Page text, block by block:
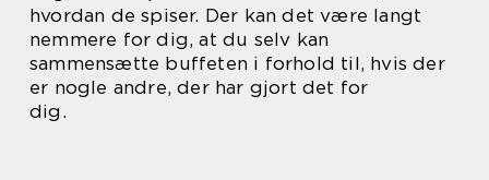
hvordan de spiser. Der kan det være langt
nemmere for dig, at du selv kan
sammensætte buffeten i forhold til, hvis der
er nogle andre, der har gjort det for
dig.